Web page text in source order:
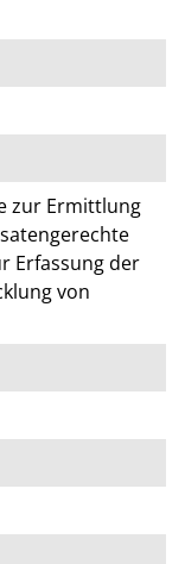
zur Ermittlung
Erfassung der
von